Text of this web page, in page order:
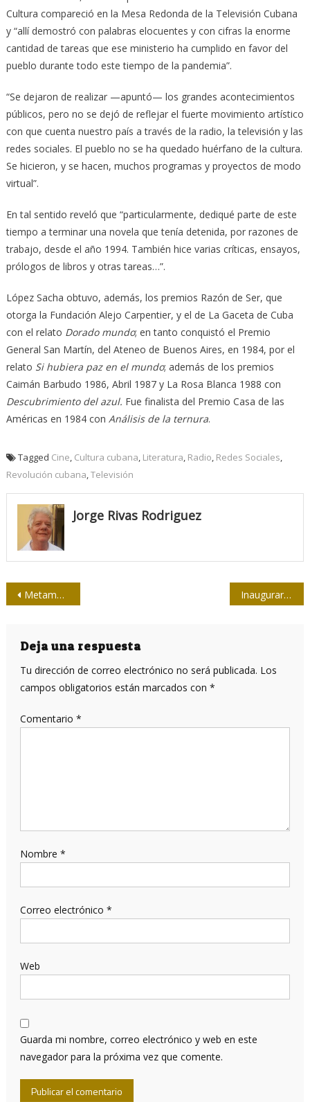
Cultura compareció en la Mesa Redonda de la Televisión Cubana
y “allí demostró con palabras elocuentes y con cifras la enorme
cantidad de tareas que ese ministerio ha cumplido en favor del
pueblo durante todo este tiempo de la pandemia”.
“Se dejaron de realizar —apuntó— los grandes acontecimientos
públicos, pero no se dejó de reflejar el fuerte movimiento artístico
con que cuenta nuestro país a través de la radio, la televisión y las
redes sociales. El pueblo no se ha quedado huérfano de la cultura.
Se hicieron, y se hacen, muchos programas y proyectos de modo
virtual”.
En tal sentido reveló que “particularmente, dediqué parte de este
tiempo a terminar una novela que tenía detenida, por razones de
trabajo, desde el año 1994. También hice varias críticas, ensayos,
prólogos de libros y otras tareas…”.
López Sacha obtuvo, además, los premios Razón de Ser, que
otorga la Fundación Alejo Carpentier, y el de La Gaceta de Cuba
con el relato Dorado mundo; en tanto conquistó el Premio
General San Martín, del Ateneo de Buenos Aires, en 1984, por el
relato Si hubiera paz en el mundo; además de los premios
Caimán Barbudo 1986, Abril 1987 y La Rosa Blanca 1988 con
Descubrimiento del azul. Fue finalista del Premio Casa de las
Américas en 1984 con Análisis de la ternura.
Tagged Cine Cultura cubana Literatura Radio Redes Sociales
Revolución cubana Televisión
Jorge Rivas Rodriguez
Navegación
entradas
Metamorfosis Inaugurarán Aula Virtual de Periodismo
Deja una respuesta
Tu dirección de correo electrónico no será publicada. Los
campos obligatorios están marcados con *
Comentario *
Nombre *
Correo electrónico *
Web
Guarda mi nombre, correo electrónico y web en este
navegador para la próxima vez que comente.